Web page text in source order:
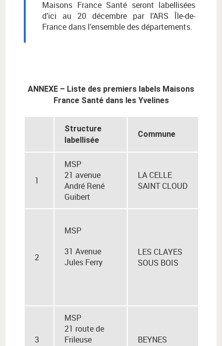
Maisons France Santé seront labellisées
d’ici au 20 décembre par l’ARS Île-de-
France dans l’ensemble des départements.
ANNEXE – Liste des premiers labels Maisons
France Santé dans les Yvelines
Structure
labellisée
Commune
1
MSP
21 avenue
André René
Guibert
LA CELLE
SAINT CLOUD
2
MSP
31 Avenue
Jules Ferry
LES CLAYES
SOUS BOIS
3
MSP
21 route de
Frileuse
BEYNES